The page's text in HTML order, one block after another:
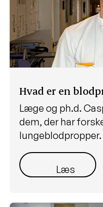
Hvad er en
Læge og ph.d.
dem, der har
lungeblodpropper.
Læs mere